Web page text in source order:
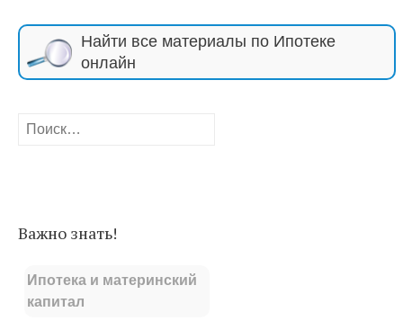
Найти все материалы по Ипотеке
онлайн
Найти:
Важно знать!
Ипотека и материнский
капитал